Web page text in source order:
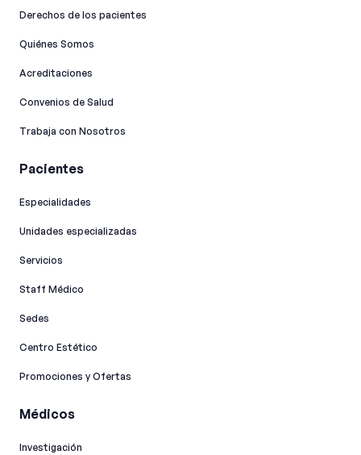
Derechos de los pacientes
Quiénes Somos
Acreditaciones
Convenios de Salud
Trabaja con Nosotros
Pacientes
Especialidades
Unidades especializadas
Servicios
Staff Médico
Sedes
Centro Estético
Promociones y Ofertas
Médicos
Investigación